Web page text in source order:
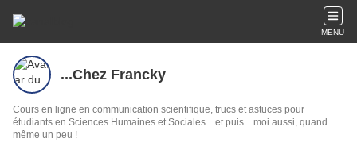
MENU
...Chez Francky
Cours en ligne en communication scientifique, trucs et astuces pour
étudiants en Sciences Humaines et Sociales... et puis... moi aussi, quand
même un peu !